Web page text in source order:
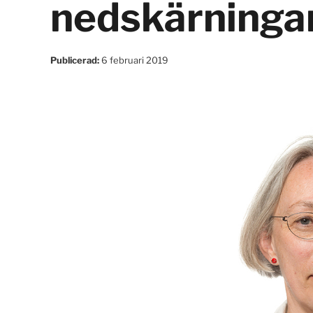
Publicerad:6 februari 2019